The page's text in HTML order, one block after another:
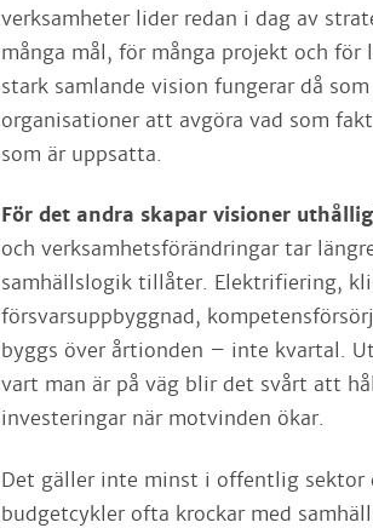
verksamheter lider redan i dag av
många mål, för många projekt och för
stark samlande vision fungerar då
organisationer att avgöra vad som
som är uppsatta.
För det andra skapar visioner
och verksamhetsförändringar tar
samhällslogik tillåter. Elektrifiering,
försvarsuppbyggnad,
byggs över årtionden – inte kvartal.
vart man är på väg blir det svårt att
investeringar när motvinden ökar.
Det gäller inte minst i offentlig sektor
budgetcykler ofta krockar med